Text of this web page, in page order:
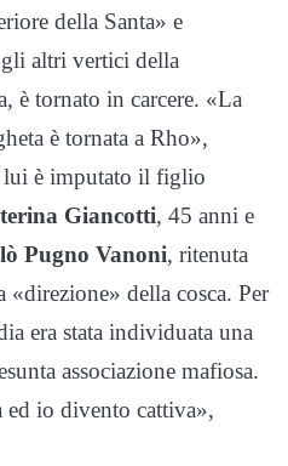
della Santa» e
altri vertici della
è tornato in carcere. «La
è tornata a Rho»,
lui è imputato il figlio
Giancotti, 45 anni e
Pugno Vanoni, ritenuta
«direzione» della cosca. Per
era stata individuata una
associazione mafiosa.
io divento cattiva»,